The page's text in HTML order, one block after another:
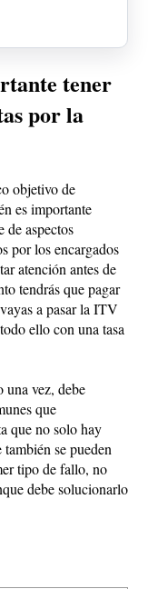
tener
por la
objetivo de
es importante
de aspectos
por los encargados
atención antes de
tendrás que pagar
a pasar la ITV
ello con una tasa
una vez, debe
que
que no solo hay
se pueden
tipo de fallo, no
debe solucionarlo